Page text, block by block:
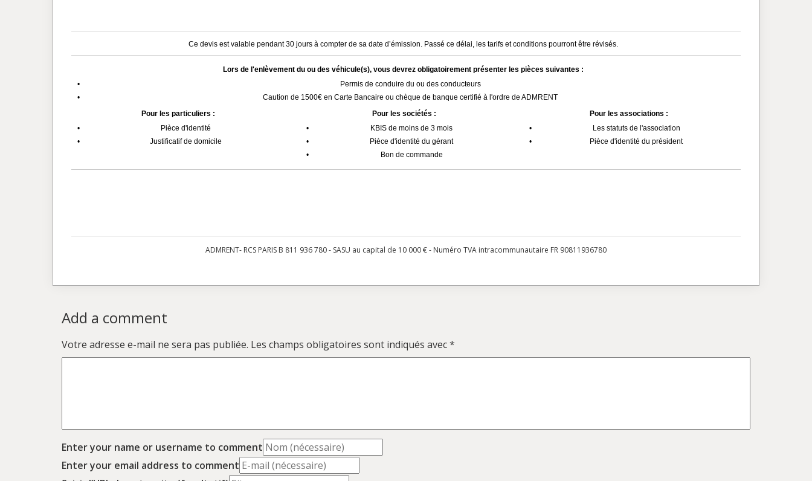
Ce devis est valable pendant 30 jours à compter de sa date d’émission. Passé ce délai, les tarifs et conditions pourront être révisés.
Lors de l'enlèvement du ou des véhicule(s), vous devrez obligatoirement présenter les pièces suivantes :
•
Permis de conduire du ou des conducteurs
•
Caution de 1500€ en Carte Bancaire ou chèque de banque certifié à l'ordre de ADMRENT
Pour les particuliers :
•
Pièce d'identité
•
Justificatif de domicile
Pour les sociétés :
•
KBIS de moins de 3 mois
•
Pièce d'identité du gérant
•
Bon de commande
Pour les associations :
•
Les statuts de l'association
•
Pièce d'identité du président
ADMRENT- RCS PARIS B 811 936 780 - SASU au capital de 10 000 € - Numéro TVA intracommunautaire FR 90811936780
Add a comment
Votre adresse e-mail ne sera pas publiée. Les champs obligatoires sont indiqués avec*
Enter your name or username to comment
Enter your email address to comment